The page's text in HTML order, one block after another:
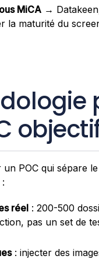
MiCA →
la maturité du
POC qui sépare
réel : 200-500
pas un set de
: injecter des